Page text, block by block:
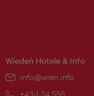
Wiedeń Hotele & Info
E-
info@wien.info
Telefon:
+43-1-24 555